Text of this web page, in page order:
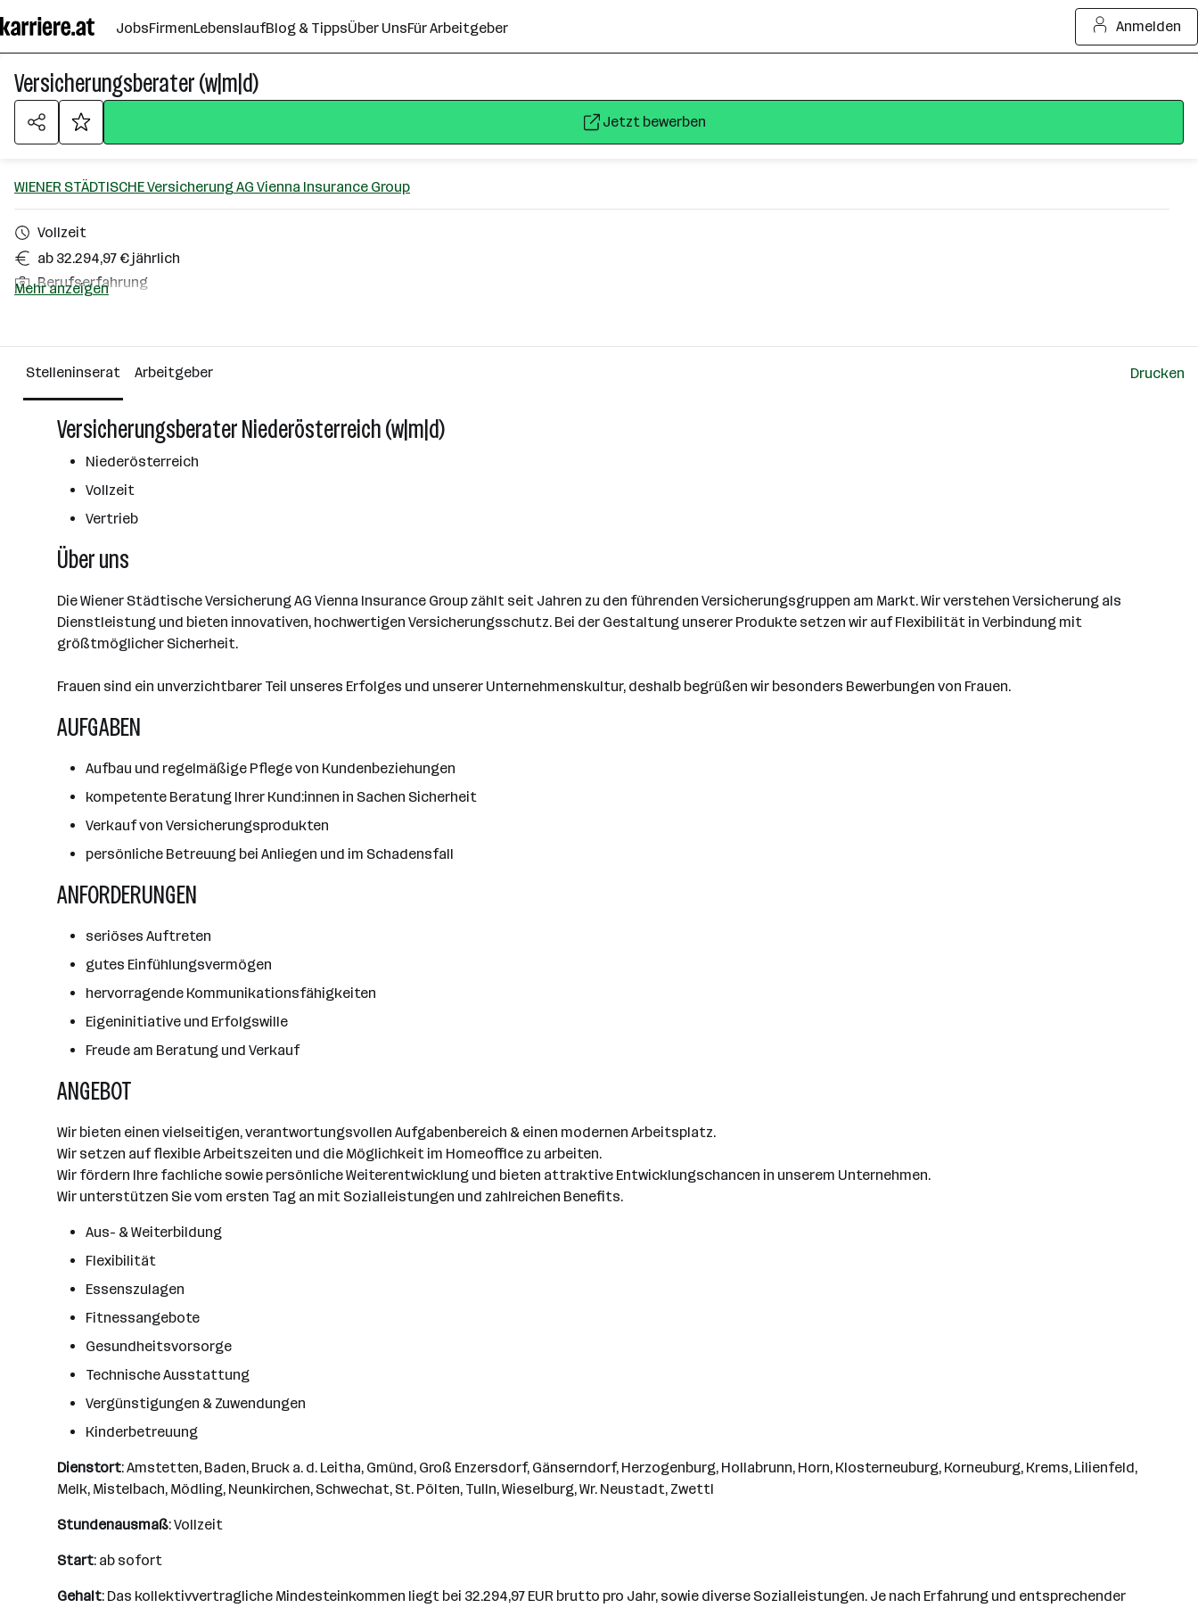
Seiteninhalt
springen
JobsFirmenLebenslaufBlog & TippsÜber UnsFür Arbeitgeber Anmelden
Versicherungsberater (w|m|d)
Jetzt bewerben
WIENER STÄDTISCHE Versicherung AG Vienna Insurance Group
Vollzeit
ab 32.294,97 € jährlich
Berufserfahrung
Mistelbach, Mödling, Neunkirchen, Schwechat, St. Pölten, Tulln, Wieselburg, Wr. Neustadt
2501 - 10000 Mitarbeiter*innen
Mehr anzeigen
Stelleninserat Arbeitgeber Drucken
Versicherungsberater Niederösterreich (w|m|d)
Niederösterreich
Vollzeit
Vertrieb
Über uns
Die Wiener Städtische Versicherung AG Vienna Insurance Group zählt seit Jahren zu den führenden Versicherungsgruppen am Markt. Wir verstehen Versicherung als
Dienstleistung und bieten innovativen, hochwertigen Versicherungsschutz. Bei der Gestaltung unserer Produkte setzen wir auf Flexibilität in Verbindung mit
größtmöglicher Sicherheit.
Frauen sind ein unverzichtbarer Teil unseres Erfolges und unserer Unternehmenskultur, deshalb begrüßen wir besonders Bewerbungen von Frauen.
AUFGABEN
Aufbau und regelmäßige Pflege von Kundenbeziehungen
kompetente Beratung Ihrer Kund:innen in Sachen Sicherheit
Verkauf von Versicherungsprodukten
persönliche Betreuung bei Anliegen und im Schadensfall
ANFORDERUNGEN
seriöses Auftreten
gutes Einfühlungsvermögen
hervorragende Kommunikationsfähigkeiten
Eigeninitiative und Erfolgswille
Freude am Beratung und Verkauf
ANGEBOT
Wir bieten einen vielseitigen, verantwortungsvollen Aufgabenbereich & einen modernen Arbeitsplatz.
Wir setzen auf flexible Arbeitszeiten und die Möglichkeit im Homeoffice zu arbeiten.
Wir fördern Ihre fachliche sowie persönliche Weiterentwicklung und bieten attraktive Entwicklungschancen in unserem Unternehmen.
Wir unterstützen Sie vom ersten Tag an mit Sozialleistungen und zahlreichen Benefits.
Aus- & Weiterbildung
Flexibilität
Essenszulagen
Fitnessangebote
Gesundheitsvorsorge
Technische Ausstattung
Vergünstigungen & Zuwendungen
Kinderbetreuung
Dienstort: Amstetten, Baden, Bruck a. d. Leitha, Gmünd, Groß Enzersdorf, Gänserndorf, Herzogenburg, Hollabrunn, Horn, Klosterneuburg, Korneuburg, Krems, Lilienfeld,
Melk, Mistelbach, Mödling, Neunkirchen, Schwechat, St. Pölten, Tulln, Wieselburg, Wr. Neustadt, Zwettl
Stundenausmaß: Vollzeit
Start: ab sofort
Gehalt: Das kollektivvertragliche Mindesteinkommen liegt bei 32.294,97 EUR brutto pro Jahr, sowie diverse Sozialleistungen. Je nach Erfahrung und entsprechender